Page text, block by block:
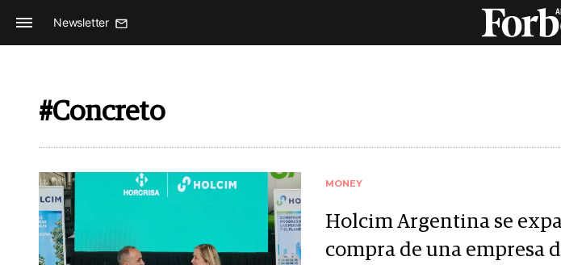
Newsletter
#Concreto
MONEY
Holcim Argentina se
compra de una empresa